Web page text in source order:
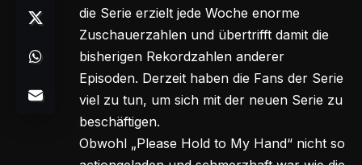
die Serie erzielt jede Woche enorme
Zuschauerzahlen und übertrifft damit die
bisherigen Rekordzahlen anderer
Episoden. Derzeit haben die Fans der Serie
viel zu tun, um sich mit der neuen Serie zu
beschäftigen.
Obwohl „Please Hold to My Hand“ nicht so